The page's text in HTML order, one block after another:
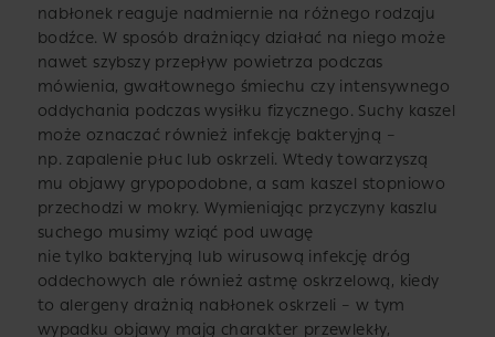
nabłonek reaguje nadmiernie na różnego rodzaju
bodźce. W sposób drażniący działać na niego może
nawet szybszy przepływ powietrza podczas
mówienia, gwałtownego śmiechu czy intensywnego
oddychania podczas wysiłku fizycznego. Suchy kaszel
może oznaczać również infekcję bakteryjną –
np. zapalenie płuc lub oskrzeli. Wtedy towarzyszą
mu objawy grypopodobne, a sam kaszel stopniowo
przechodzi w mokry. Wymieniając przyczyny kaszlu
suchego musimy wziąć pod uwagę
nie tylko bakteryjną lub wirusową infekcję dróg
oddechowych ale również astmę oskrzelową, kiedy
to alergeny drażnią nabłonek oskrzeli – w tym
wypadku objawy mają charakter przewlekły,